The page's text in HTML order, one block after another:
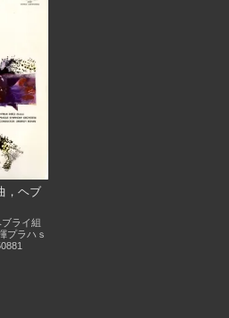
，ヘブ
ライ組
プラハｓ